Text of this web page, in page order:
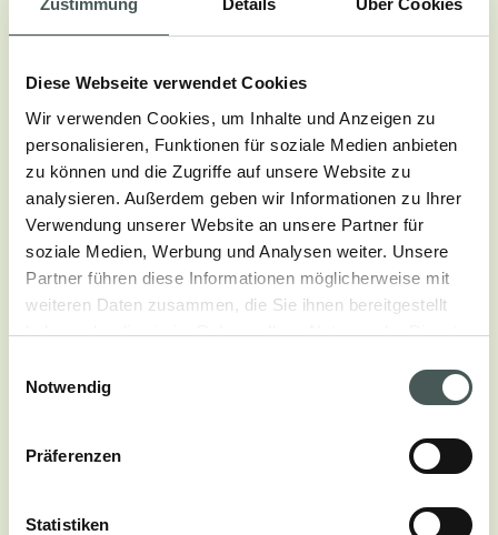
Zustimmung Details Über Cookies
Diese Webseite verwendet Cookies
Wir verwenden Cookies, um Inhalte und Anzeigen zu
personalisieren, Funktionen für soziale Medien anbieten
zu können und die Zugriffe auf unsere Website zu
analysieren. Außerdem geben wir Informationen zu Ihrer
Verwendung unserer Website an unsere Partner für
soziale Medien, Werbung und Analysen weiter. Unsere
Partner führen diese Informationen möglicherweise mit
weiteren Daten zusammen, die Sie ihnen bereitgestellt
haben oder die sie im Rahmen Ihrer Nutzung der Dienste
Notwendig
Präferenzen
Statistiken
Technische Aspekte
POLNUTZSCHICHT
100% Polyamid
Tufting